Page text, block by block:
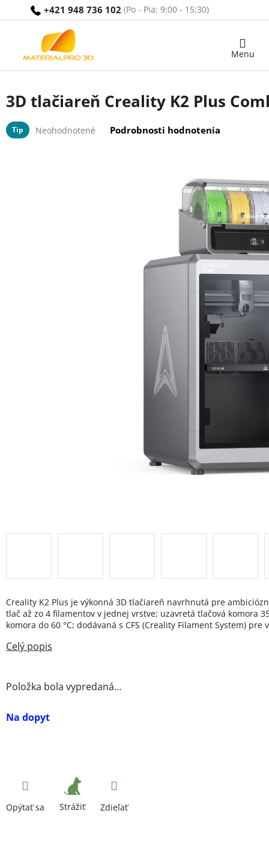
+421 948 736 102
Nákupný
3D tlačiareň Creality K2 Plus
Tip
hodnotenie
Neohodnotené Podrobnosti hodnotenia
Na dopyt
Položka bola vypredaná…
Creality K2 Plus je výkonná 3D tlačiareň navrhnutá pre
tlač až zo 4 filamentov v jednej vrstve; uzavretá tlačová komora
komora do 60 °C; dodávaná s CFS (Creality Filament System) pre
Opýtať sa Strážiť Zdieľať